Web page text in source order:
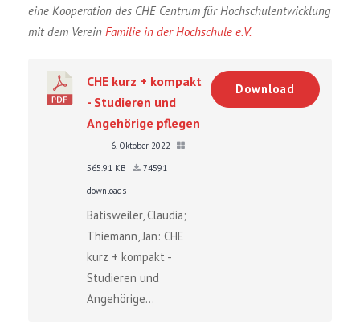
eine Kooperation des CHE Centrum für Hochschulentwicklung
mit dem Verein Familie in der Hochschule e.V.
CHE kurz + kompakt
- Studieren und
Angehörige pflegen
6. Oktober 2022
565.91 KB
74591
downloads
Batisweiler, Claudia;
Thiemann, Jan: CHE
kurz + kompakt -
Studieren und
Angehörige...
Download